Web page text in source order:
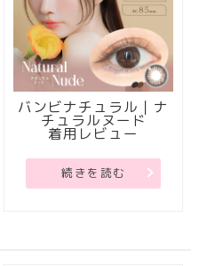
バンビナチュラル｜ナ
チュラルヌード
着用レビュー
続きを読む